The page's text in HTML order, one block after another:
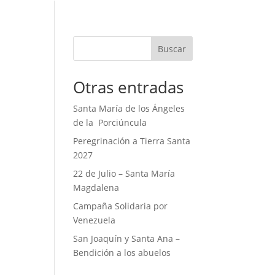
Buscar
Otras entradas
Santa María de los Ángeles
de la Porciúncula
Peregrinación a Tierra Santa
2027
22 de Julio – Santa María
Magdalena
Campaña Solidaria por
Venezuela
San Joaquín y Santa Ana –
Bendición a los abuelos